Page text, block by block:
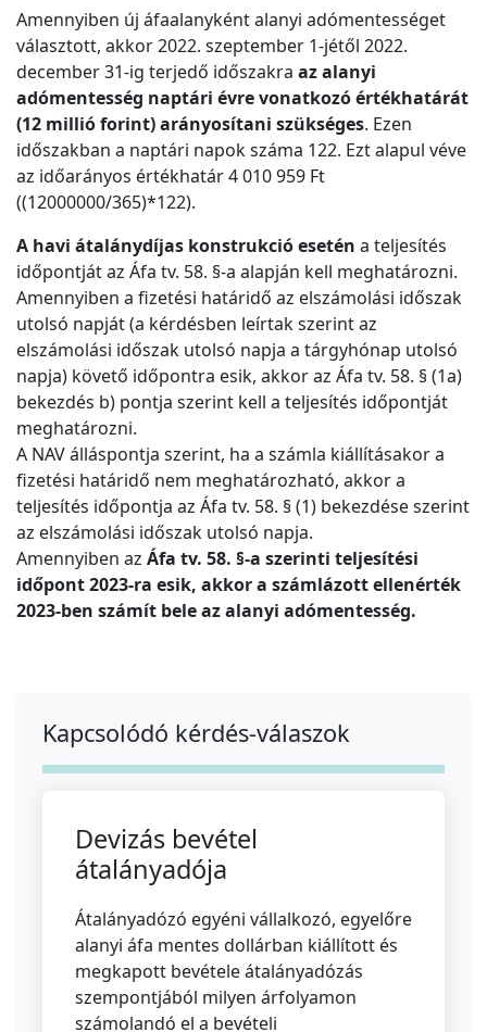
Amennyiben új áfaalanyként alanyi adómentességet
választott, akkor 2022. szeptember 1-jétől 2022.
december 31-ig terjedő időszakra az alanyi
adómentesség naptári évre vonatkozó értékhatárát
(12 millió forint) arányosítani szükséges. Ezen
időszakban a naptári napok száma 122. Ezt alapul véve
az időarányos értékhatár 4 010 959 Ft
((12000000/365)*122).
A havi átalánydíjas konstrukció esetén a teljesítés
időpontját az Áfa tv. 58. §-a alapján kell meghatározni.
Amennyiben a fizetési határidő az elszámolási időszak
utolsó napját (a kérdésben leírtak szerint az
elszámolási időszak utolsó napja a tárgyhónap utolsó
napja) követő időpontra esik, akkor az Áfa tv. 58. § (1a)
bekezdés b) pontja szerint kell a teljesítés időpontját
meghatározni.
A NAV álláspontja szerint, ha a számla kiállításakor a
fizetési határidő nem meghatározható, akkor a
teljesítés időpontja az Áfa tv. 58. § (1) bekezdése szerint
az elszámolási időszak utolsó napja.
Amennyiben az Áfa tv. 58. §-a szerinti teljesítési
időpont 2023-ra esik, akkor a számlázott ellenérték
2023-ben számít bele az alanyi adómentesség.
Kapcsolódó kérdés-válaszok
Devizás bevétel
átalányadója
Átalányadózó egyéni vállalkozó, egyelőre
alanyi áfa mentes dollárban kiállított és
megkapott bevétele átalányadózás
szempontjából milyen árfolyamon
számolandó el a bevételi